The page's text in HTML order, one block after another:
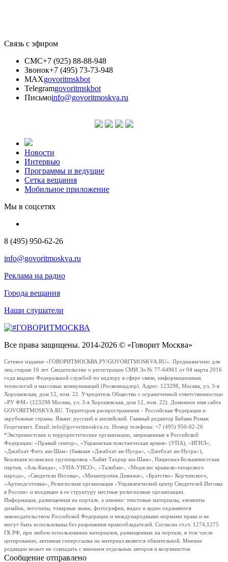
Связь с эфиром
СМС+7 (925) 88-88-948
Звонок+7 (495) 73-73-948
MAXgovoritmskbot
Telegramgovoritmskbot
Письмоinfo@govoritmoskva.ru
Новости
Интервью
Программы и ведущие
Сетка вещания
Мобильное приложение
Мы в соцсетях
8 (495) 950-62-26
info@govoritmoskva.ru
Реклама на радио
Города вещания
Наши слушатели
Все права защищены. 2014-2026 © «Говорит Москва»
Сетевое издание «ГОВОРИТМОСКВА.РУ/GOVORITMOSKVA.RU». Предназначено для
лиц старше 16 лет. Свидетельство о регистрации СМИ Эл № 77-64961 от 04 марта 2016
года выдано Федеральной службой по надзору в сфере связи, информационных
технологий и массовых коммуникаций (Роскомнадзор). Адрес: 123298, Москва, ул. 3-я
Хорошевская, дом 12, пом. 22. Учредитель Общество с ограниченной ответственностью
«РУ ФМ» (123298 Москва, ул. 3-я Хорошевская, дом 12, пом. 22). Доменное имя сайта
GOVORITMOSKVA.RU. Территория распространения – Российская Федерация и
зарубежные страны. Языки: русский и английский. Главный редактор Бабаян Роман
Георгиевич. Email: info@govoritmoskva.ru. Номер телефона: +7 (495) 950-62-26
*Экстремистские и террористические организации, запрещенные в Российской
Федерации: «Правый сектор», «Украинская повстанческая армия» (УПА), «ИГИЛ»,
«Джабхат Фатх аш-Шам» (бывшая «Джабхат ан-Нусра», «Джебхат ан-Нусра»),
Коалиция исламских группировок «Хайят Тахрир аш-Шам», Национал-Большевистская
партия, «Аль-Каида», «УНА-УНСО», «Талибан», «Меджлис крымско-татарского
народа», «Свидетели Иеговы», «Мизантропик Дивижн», «Братство» Корчинского,
«Артподготовка», Религиозная организация «Управленческий центр Свидетелей Иеговы
в России» и входящие в ее структуру местные религиозные организации.
Информация, размещенная на портале, а именно: текстовые материалы, элементы
дизайна, логотипы, товарные знаки, фотографии, видео и аудио охраняются
законодательством Российской Федерации и международными нормами права и не
могут быть использованы без разрешения правообладателей. Согласно ст.ст. 1274,1275
ГК РФ, при любом использовании материалов, размещенных на портале, в том числе
цитировании, активная гиперссылка на материал является обязательной. Мнение
редакции может не совпадать с мнением отдельных авторов и колумнистов.
Сообщение отправлено